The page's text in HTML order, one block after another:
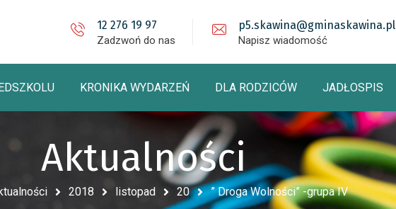
12 276 19 97
Zadzwoń do nas
p5.skawina@gminaskawina.pl
Napisz wiadomość
KRONIKA WYDARZEŃ DLA RODZICÓW JADŁOSPIS
Aktualności
2018 listopad 20 ” Droga Wolności” -grupa IV